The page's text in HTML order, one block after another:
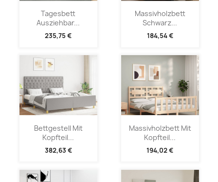
Tagesbett
Ausziehbar...
235,75 €
Massivholzbett
Schwarz...
184,54 €
Bettgestell Mit
Kopfteil...
382,63 €
Massivholzbett Mit
Kopfteil...
194,02 €